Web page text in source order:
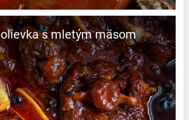
s mletým mäsom